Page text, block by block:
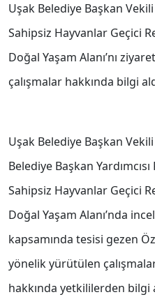
Uşak Belediye Başkan
Sahipsiz Hayvanlar Geçici
Doğal Yaşam Alanı’nı
çalışmalar hakkında bilgi
Uşak Belediye Başkan
Belediye Başkan
Sahipsiz Hayvanlar Geçici
Doğal Yaşam Alanı’nda
kapsamında tesisi gezen
yönelik yürütülen
hakkında yetkililerden bilgi